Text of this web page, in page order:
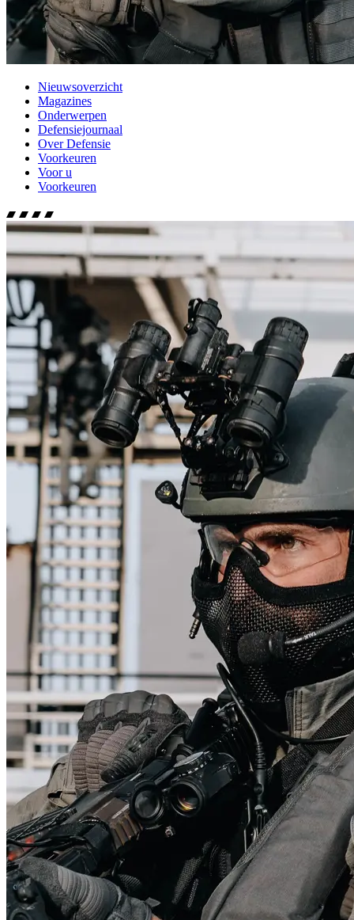
Nieuwsoverzicht
Magazines
Onderwerpen
Defensiejournaal
Over Defensie
Voorkeuren
Voor u
Voorkeuren